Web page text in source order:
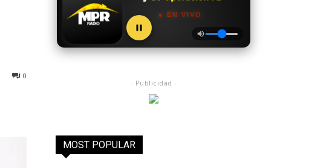
0
● EN VIVO
- Publicidad -
MOST POPULAR